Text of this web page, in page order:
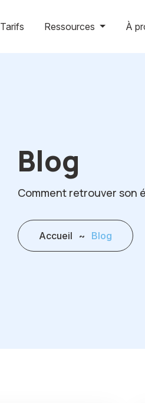
Tarifs Ressources À
Blog
Comment retrouver son
Accueil ~ Blog